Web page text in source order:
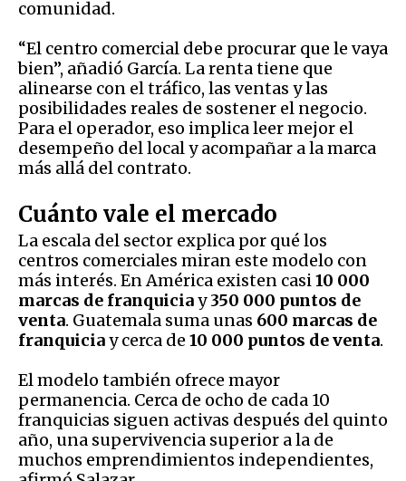
comunidad.
“El centro comercial debe procurar que le vaya
bien”, añadió García. La renta tiene que
alinearse con el tráfico, las ventas y las
posibilidades reales de sostener el negocio.
Para el operador, eso implica leer mejor el
desempeño del local y acompañar a la marca
más allá del contrato.
Cuánto vale el mercado
La escala del sector explica por qué los
centros comerciales miran este modelo con
más interés. En América existen casi10 000
marcas de franquiciay350 000 puntos de
venta. Guatemala suma unas 600 marcas de
franquiciay cerca de 10 000 puntos de venta.
El modelo también ofrece mayor
permanencia. Cerca de ocho de cada 10
franquicias siguen activas después del quinto
año, una supervivencia superior a la de
muchos emprendimientos independientes,